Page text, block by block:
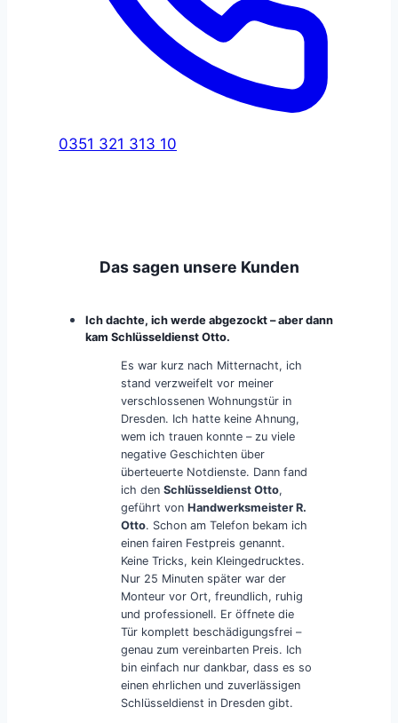
0351 321 313 10
Das sagen unsere Kunden
Ich dachte, ich werde abgezockt – aber dann
kam Schlüsseldienst Otto.
Es war kurz nach Mitternacht, ich
stand verzweifelt vor meiner
verschlossenen Wohnungstür in
Dresden. Ich hatte keine Ahnung,
wem ich trauen konnte – zu viele
negative Geschichten über
überteuerte Notdienste. Dann fand
ich den Schlüsseldienst Otto,
geführt von Handwerksmeister R.
Otto. Schon am Telefon bekam ich
einen fairen Festpreis genannt.
Keine Tricks, kein Kleingedrucktes.
Nur 25 Minuten später war der
Monteur vor Ort, freundlich, ruhig
und professionell. Er öffnete die
Tür komplett beschädigungsfrei –
genau zum vereinbarten Preis. Ich
bin einfach nur dankbar, dass es so
einen ehrlichen und zuverlässigen
Schlüsseldienst in Dresden gibt.